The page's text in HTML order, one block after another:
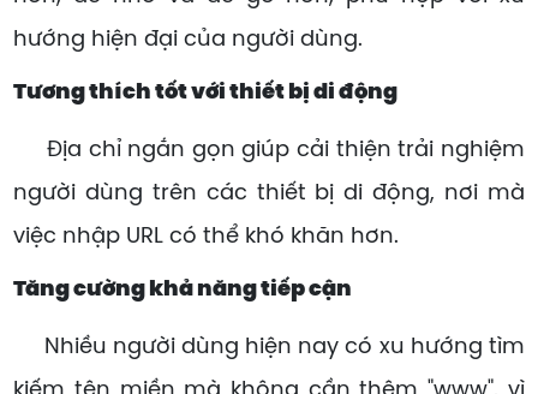
hướng hiện đại của người dùng.
Tương thích tốt với thiết bị di động
Địa chỉ ngắn gọn giúp cải thiện trải nghiệm
người dùng trên các thiết bị di động, nơi mà
việc nhập URL có thể khó khăn hơn.
Tăng cường khả năng tiếp cận
Nhiều người dùng hiện nay có xu hướng tìm